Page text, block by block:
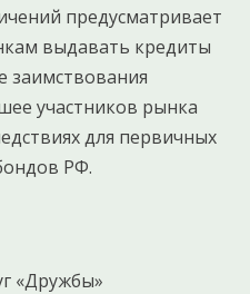
предусматривает
выдавать кредиты
заимствования
участников рынка
для первичных
РФ.
«Дружбы»